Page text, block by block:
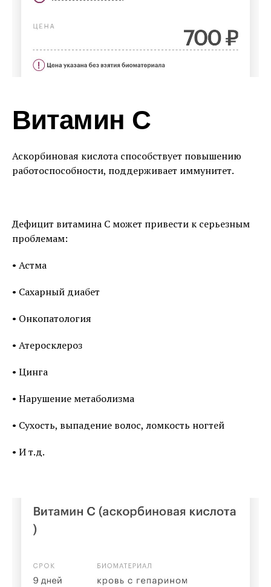
Витамин С
Аскорбиновая кислота способствует повышению
работоспособности, поддерживает иммунитет.
Дефицит витамина С может привести к серьезным
проблемам:
• Астма
• Сахарный диабет
• Онкопатология
• Атеросклероз
• Цинга
• Нарушение метаболизма
• Сухость, выпадение волос, ломкость ногтей
• И т.д.